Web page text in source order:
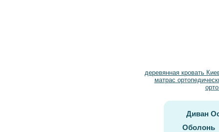
деревянная кровать
матрас
Диван
Оболонь